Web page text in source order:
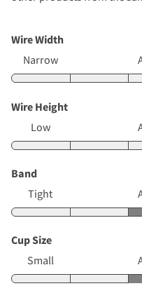
Wire Width
Narrow
Wire Height
Low
Band
Tight
Cup Size
Small